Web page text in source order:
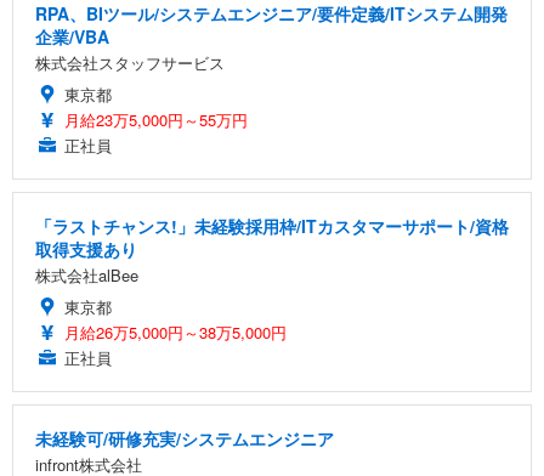
RPA、BIツール/システムエンジニア/要件定義/ITシステム開発
企業/VBA
株式会社スタッフサービス
東京都
月給23万5,000円～55万円
正社員
「ラストチャンス!」未経験採用枠/ITカスタマーサポート/資格
取得支援あり
株式会社alBee
東京都
月給26万5,000円～38万5,000円
正社員
未経験可/研修充実/システムエンジニア
infront株式会社